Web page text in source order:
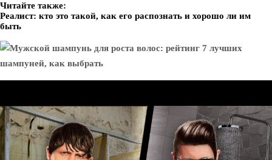
Читайте также:
Реалист: кто это такой, как его распознать и хорошо ли им
быть